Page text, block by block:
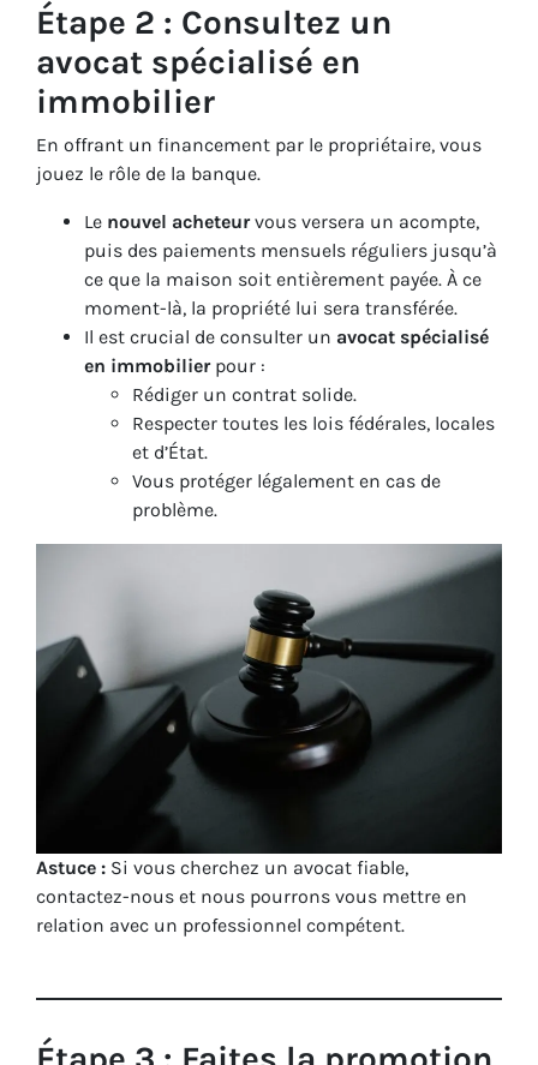
Étape 2 : Consultez un
avocat spécialisé en
immobilier
En offrant un financement par le propriétaire, vous
jouez le rôle de la banque.
Le nouvel acheteurvous versera un acompte,
puis des paiements mensuels réguliers jusqu’à
ce que la maison soit entièrement payée. À ce
moment-là, la propriété lui sera transférée.
Il est crucial de consulter un avocat spécialisé
en immobilierpour :
Rédiger un contrat solide.
Respecter toutes les lois fédérales, locales
et d’État.
Vous protéger légalement en cas de
problème.
Astuce : Si vous cherchez un avocat fiable,
contactez-nous et nous pourrons vous mettre en
relation avec un professionnel compétent.